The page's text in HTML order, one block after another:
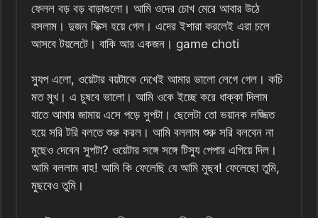
ফেলল বড় বড় বাড়াগুলো। আমি ওদের চোখ মেরে আবার উঠে
বসলাম। দুজন ফিক্স হয়ে গেল। এদের ইশারা করলেই এরা চলে
আসবে টয়লেটে। বাকি আর একজন। game choti
স্যুপ এলো, ওয়েটার বয়টাকে দেখেই আমার ভালো লেগে গেল। কচি
মত মুখ। এ চুষবে ভালো। আমি ওকে ইচ্ছে করে ধাক্কা দিলাম
যাতে আমার জামায় এসে পড়ে সুপটা। ছেলেটা তো ভয়ানক লজ্জিত
হয়ে সরি টরি বলতে শুরু করল। আমি বললাম শুরু সরি বলবেন না
মুছেও দেবেন সুপটা? ওয়েটার সঙ্গে সঙ্গে টিস্যু পেপার এগিয়ে দিল।
আমি বললাম বাহ! আমি কি ফেলেছি যে আমি মুছব! ফেলেছো তুমি,
মুছবেও তুমি।